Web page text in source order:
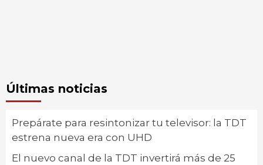
Últimas noticias
Prepárate para resintonizar tu televisor: la TDT
estrena nueva era con UHD
El nuevo canal de la TDT invertirá más de 25